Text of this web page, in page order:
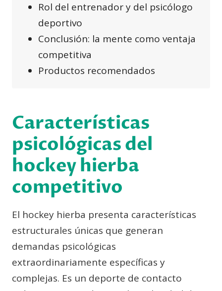
Rol del entrenador y del psicólogo
deportivo
Conclusión: la mente como ventaja
competitiva
Productos recomendados
Características
psicológicas del
hockey hierba
competitivo
El hockey hierba presenta características
estructurales únicas que generan
demandas psicológicas
extraordinariamente específicas y
complejas. Es un deporte de contacto